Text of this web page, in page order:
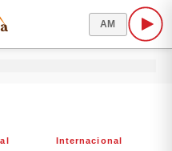
AM
Internacional